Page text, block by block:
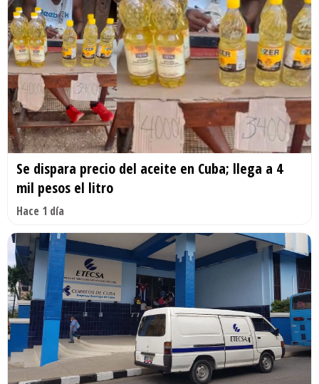
Se dispara precio del aceite en Cuba; llega a 4
mil pesos el litro
Hace 1 día